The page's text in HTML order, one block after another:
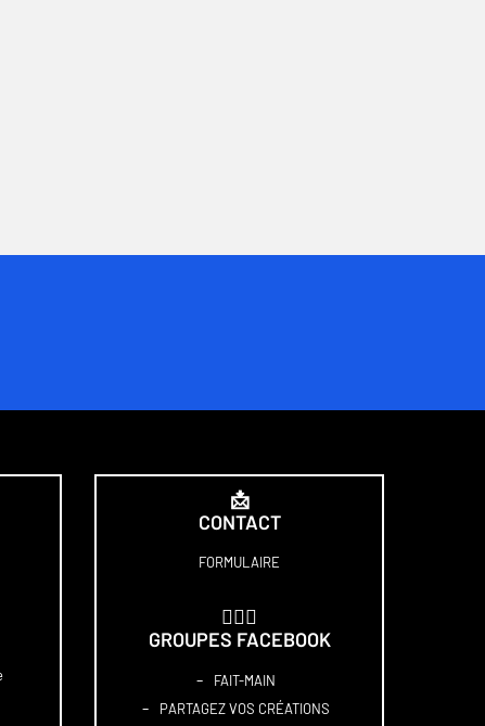
📩
CONTACT
FORMULAIRE
🏋🏻‍♀️
GROUPES FACEBOOK
– FAIT-MAIN
– PARTAGEZ VOS CRÉATIONS